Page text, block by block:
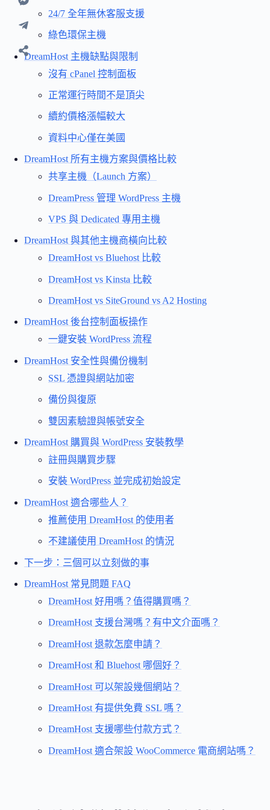
24/7 全年無休客服支援
綠色環保主機
DreamHost 主機缺點與限制
沒有 cPanel 控制面板
正常運行時間不是頂尖
續約價格漲幅較大
資料中心僅在美國
DreamHost 所有主機方案與價格比較
共享主機（Launch 方案）
DreamPress 管理 WordPress 主機
VPS 與 Dedicated 專用主機
DreamHost 與其他主機商橫向比較
DreamHost vs Bluehost 比較
DreamHost vs Kinsta 比較
DreamHost vs SiteGround vs A2 Hosting
DreamHost 後台控制面板操作
一鍵安裝 WordPress 流程
DreamHost 安全性與備份機制
SSL 憑證與網站加密
備份與復原
雙因素驗證與帳號安全
DreamHost 購買與 WordPress 安裝教學
註冊與購買步驟
安裝 WordPress 並完成初始設定
DreamHost 適合哪些人？
推薦使用 DreamHost 的使用者
不建議使用 DreamHost 的情況
下一步：三個可以立刻做的事
DreamHost 常見問題 FAQ
DreamHost 好用嗎？值得購買嗎？
DreamHost 支援台灣嗎？有中文介面嗎？
DreamHost 退款怎麼申請？
DreamHost 和 Bluehost 哪個好？
DreamHost 可以架設幾個網站？
DreamHost 有提供免費 SSL 嗎？
DreamHost 支援哪些付款方式？
DreamHost 適合架設 WooCommerce 電商網站嗎？